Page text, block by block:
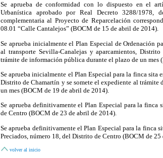
Se aprueba de conformidad con lo dispuesto en el
Urbanística aprobado por Real Decreto 3288/
complementaria al Proyecto de Reparcelación
08.01 “Calle Cantalejos” (BOCM de 15 de abril de 2014).
Se aprueba inicialmente el Plan Especial de Ordenación
al transporte Sevilla-Canalejas y aparcamientos,
trámite de información pública durante el plazo de un mes
Se aprueba inicialmente el Plan Especial para la finca sita
Distrito de Chamartín y se somete el expediente al
un mes (BOCM de 19 de abril de 2014).
Se aprueba definitivamente el Plan Especial para la finca
de Centro (BOCM de 23 de abril de 2014).
Se aprueba definitivamente el Plan Especial para la finca
Preciados, número 18, del Distrito de Centro (BOCM de 25
volver al inicio